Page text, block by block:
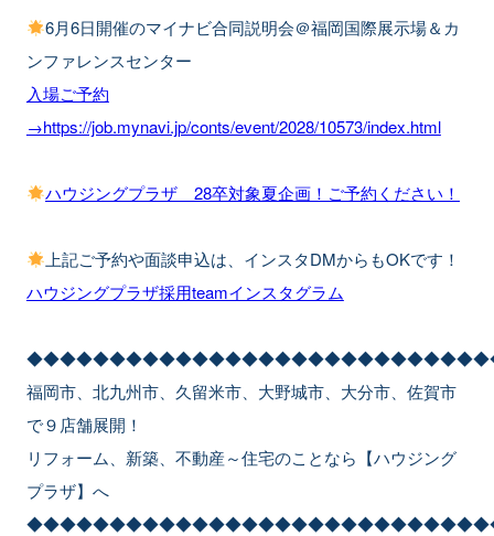
6月6日開催のマイナビ合同説明会＠福岡国際展示場＆カ
ンファレンスセンター
入場ご予約
→https://job.mynavi.jp/conts/event/2028/10573/index.html
ハウジングプラザ 28卒対象夏企画！ご予約ください！
上記ご予約や面談申込は、インスタDMからもOKです！
ハウジングプラザ採用teamインスタグラム
福岡市、北九州市、久留米市、大野城市、大分市、佐賀市
で９店舗展開！
リフォーム、新築、不動産～住宅のことなら【ハウジング
プラザ】へ